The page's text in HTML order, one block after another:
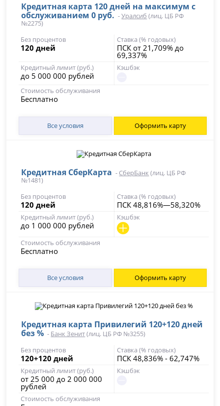
Кредитная карта 120 дней на максимум с
обслуживанием 0 руб. -Уралсиб (лиц. ЦБ РФ
№2275)
Без процентов
120 дней
Ставка (% годовых)
ПСК от 21,709% до
69,337%
Кредитный лимит (руб.)
до 5 000 000 рублей
Кэшбэк
Стоимость обслуживания
Бесплатно
Все условия Оформить карту
Кредитная СберКарта - СберБанк (лиц. ЦБ РФ
№1481)
Без процентов
120 дней
Ставка (% годовых)
ПСК 48,816%—58,320%
Кредитный лимит (руб.)
до 1 000 000 рублей
Кэшбэк
Стоимость обслуживания
Бесплатно
Все условия Оформить карту
Кредитная карта Привилегий 120+120 дней
без % - Банк Зенит(лиц. ЦБ РФ №3255)
Без процентов
120+120 дней
Ставка (% годовых)
ПСК 48,836% - 62,747%
Кредитный лимит (руб.)
от 25 000 до 2 000 000
рублей
Кэшбэк
Стоимость обслуживания